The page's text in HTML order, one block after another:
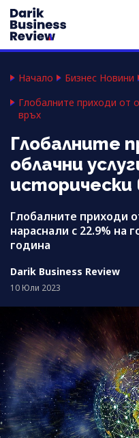
Начало Бизнес Новини
Глобалните приходи от
връх
Глобалните
облачни
исторически
Глобалните приходи
нараснали с 22.9% на
година
Darik Business Review
10 Юли 2023